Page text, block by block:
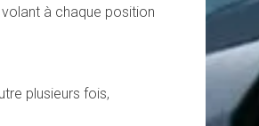
volant à chaque position
plusieurs fois,